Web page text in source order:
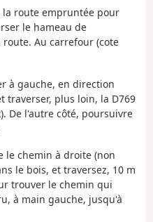
la route empruntée pour
le hameau de
Au carrefour (cote
à gauche, en direction
traverser, plus loin, la D769
De l'autre côté, poursuivre
le chemin à droite (non
le bois, et traversez, 10 m
trouver le chemin qui
à main gauche, jusqu'à